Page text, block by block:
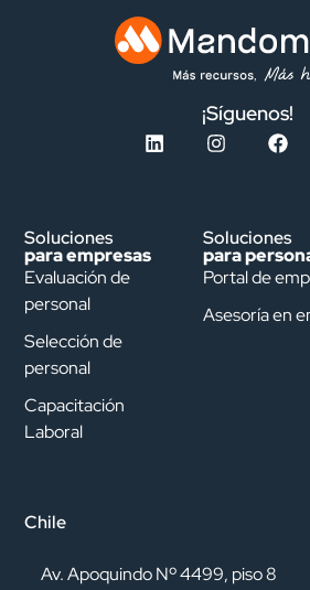
¡Síguenos!
Soluciones
para empresas
Evaluación de
personal
Selección de
personal
Capacitación
Laboral
Soluciones
para
Portal de
Asesoría en
Chile
Av. Apoquindo Nº 4499, piso 8